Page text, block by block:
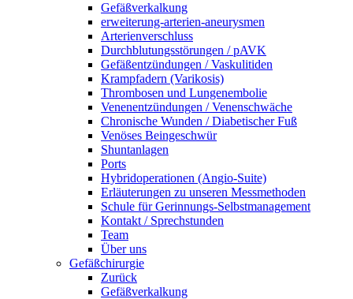
Gefäßverkalkung
erweiterung-arterien-aneurysmen
Arterienverschluss
Durchblutungsstörungen / pAVK
Gefäßentzündungen / Vaskulitiden
Krampfadern (Varikosis)
Thrombosen und Lungenembolie
Venenentzündungen / Venenschwäche
Chronische Wunden / Diabetischer Fuß
Venöses Beingeschwür
Shuntanlagen
Ports
Hybridoperationen (Angio-Suite)
Erläuterungen zu unseren Messmethoden
Schule für Gerinnungs-Selbstmanagement
Kontakt / Sprechstunden
Team
Über uns
Gefäßchirurgie
Zurück
Gefäßverkalkung